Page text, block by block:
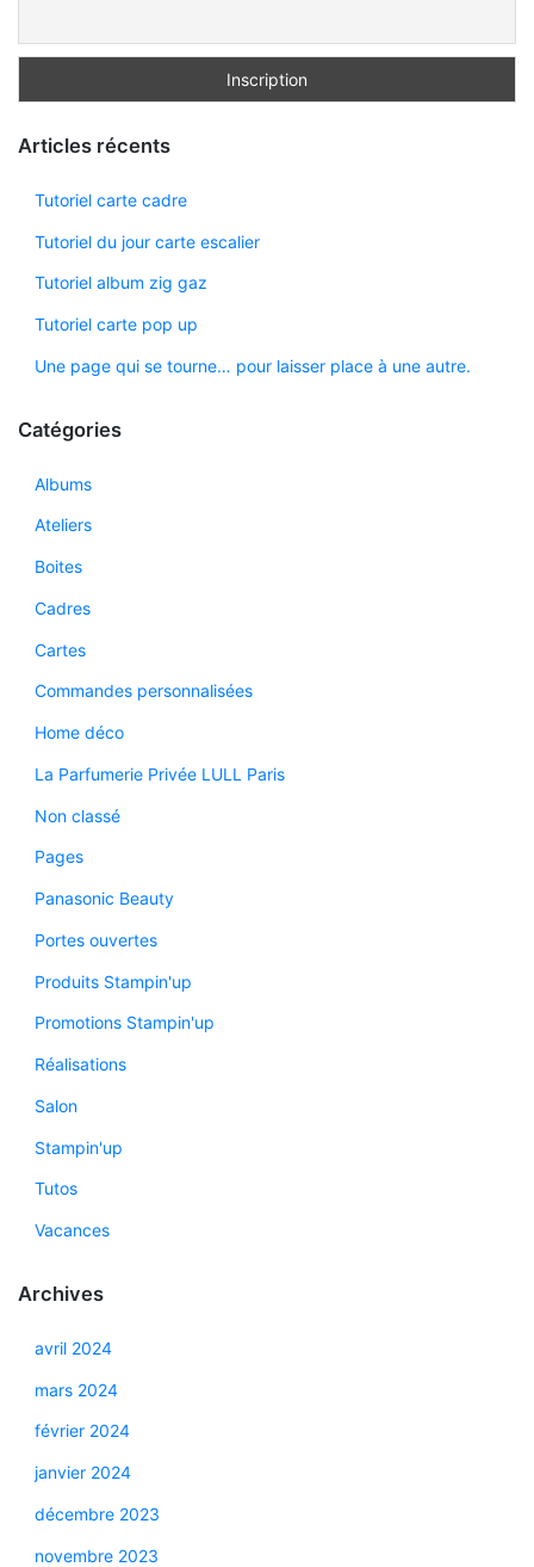
Articles récents
Tutoriel carte cadre
Tutoriel du jour carte escalier
Tutoriel album zig gaz
Tutoriel carte pop up
Une page qui se tourne… pour laisser place à une autre.
Catégories
Albums
Ateliers
Boites
Cadres
Cartes
Commandes personnalisées
Home déco
La Parfumerie Privée LULL Paris
Non classé
Pages
Panasonic Beauty
Portes ouvertes
Produits Stampin'up
Promotions Stampin'up
Réalisations
Salon
Stampin'up
Tutos
Vacances
Archives
avril 2024
mars 2024
février 2024
janvier 2024
décembre 2023
novembre 2023